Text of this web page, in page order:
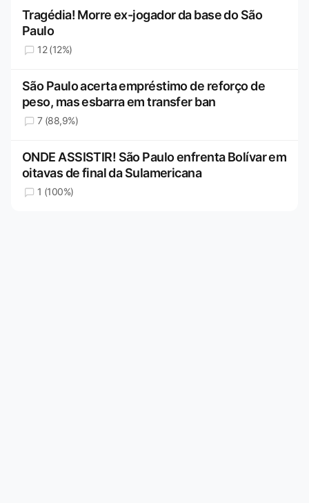
Tragédia! Morre ex-jogador da base do São
Paulo
12 (12%)
São Paulo acerta empréstimo de reforço de
peso, mas esbarra em transfer ban
7 (88,9%)
ONDE ASSISTIR! São Paulo enfrenta Bolívar em
oitavas de final da Sulamericana
1 (100%)